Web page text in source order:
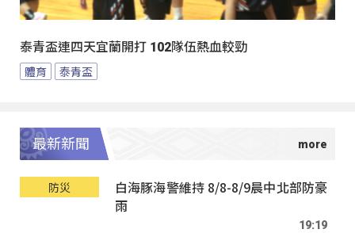
泰青盃連四天宜蘭開打 102隊伍熱血較勁
體育 泰青盃
最新新聞
防災
白海豚海警維持 8/8-8/9晨中北部防豪
雨
19:19